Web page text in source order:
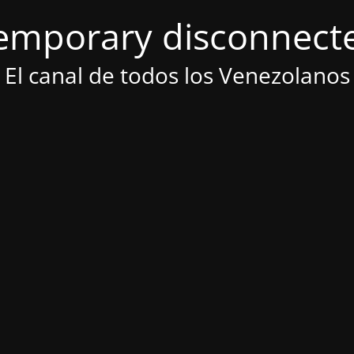
El canal de todos los Venezolanos